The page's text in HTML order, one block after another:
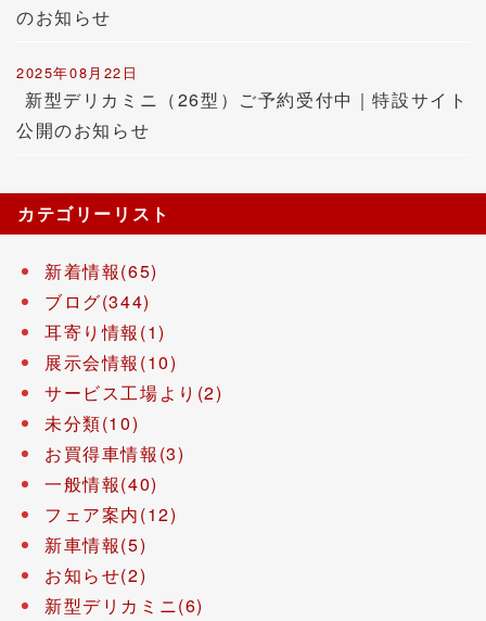
のお知らせ
2025年08月22日
新型デリカミニ（26型）ご予約受付中｜特設サイト
公開のお知らせ
カテゴリーリスト
新着情報(65)
ブログ(344)
耳寄り情報(1)
展示会情報(10)
サービス工場より(2)
未分類(10)
お買得車情報(3)
一般情報(40)
フェア案内(12)
新車情報(5)
お知らせ(2)
新型デリカミニ(6)